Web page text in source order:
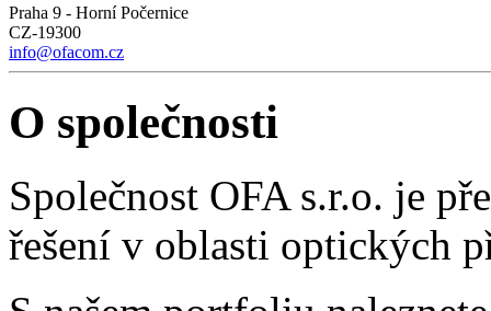
Praha 9 - Horní Počernice
CZ-19300
info@ofacom.cz
O společnosti
Společnost OFA s.r.o. je
řešení v oblasti optických